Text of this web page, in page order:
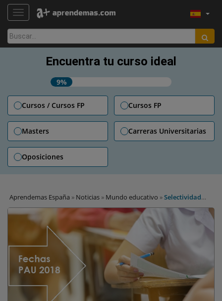
TOGGLE NAVIGATION
Buscar:
Encuentra tu curso ideal
9%
Cursos / Cursos FP Cursos FP
Masters Carreras Universitarias
Oposiciones
Aprendemas España » Noticias » Mundo educativo »Selectividad
2018: fechas de la PAU por Comunidades Autónomas